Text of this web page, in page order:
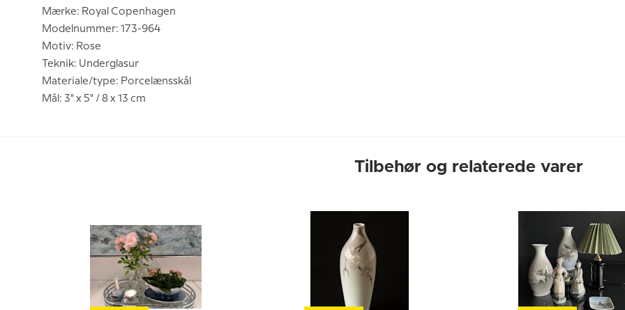
Mærke: Royal Copenhagen
Modelnummer: 173-964
Motiv: Rose
Teknik: Underglasur
Materiale/type: Porcelænsskål
Mål: 3" x 5" / 8 x 13 cm
Tilbehør og relaterede varer